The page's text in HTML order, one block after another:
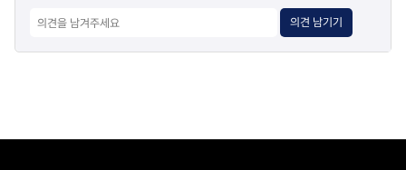
의견 남기기